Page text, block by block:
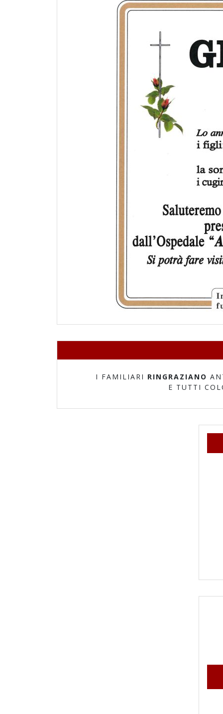
I FAMILIARI RINGRAZIANO
E TUTTI